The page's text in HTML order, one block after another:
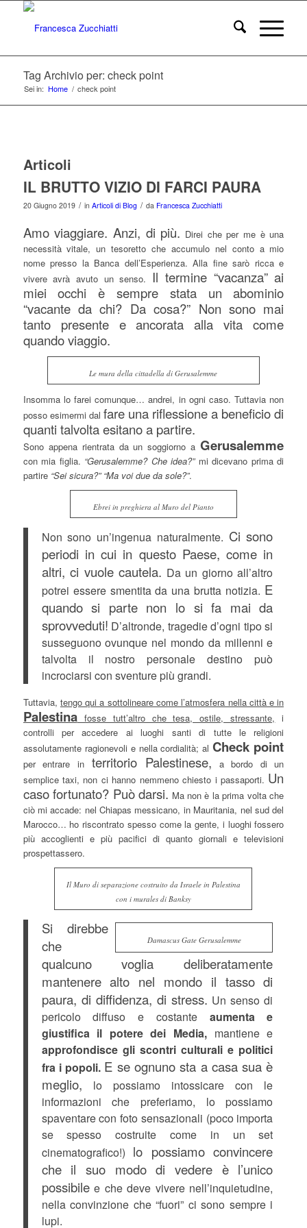
Tag Archivio per: check point
Sei in: Home / check point
Articoli
IL BRUTTO VIZIO DI FARCI PAURA
20 Giugno 2019 / in Articoli di Blog / da Francesca Zucchiatti
Amo viaggiare. Anzi, di più. Direi che per me è una
necessità vitale, un tesoretto che accumulo nel conto a mio
nome presso la Banca dell’Esperienza. Alla fine sarò ricca e
vivere avrà avuto un senso. Il termine “vacanza” ai
miei occhi è sempre stata un abominio
“vacante da chi? Da cosa?” Non sono mai
tanto presente e ancorata alla vita come
quando viaggio.
Le mura della cittadella di Gerusalemme
Insomma lo farei comunque… andrei, in ogni caso. Tuttavia non
posso esimermi dal fare una riflessione a beneficio di
quanti talvolta esitano a partire.
Sono appena rientrata da un soggiorno aGerusalemme
con mia figlia. “Gerusalemme? Che idea?”mi dicevano prima di
partire “Sei sicura?” “Ma voi due da sole?”.
Ebrei in preghiera al Muro del Pianto
Non sono un’ingenua naturalmente. Ci sono
periodi in cui in questo Paese, come in
altri, ci vuole cautela. Da un giorno all’altro
potrei essere smentita da una brutta notizia. E
quando si parte non lo si fa mai da
sprovveduti! D’altronde, tragedie d’ogni tipo si
susseguono ovunque nel mondo da millenni e
talvolta il nostro personale destino può
incrociarsi con sventure più grandi.
Tuttavia, tengo qui a sottolineare come l’atmosfera nella città e in
Palestinafosse tutt’altro che tesa, ostile, stressante, i
controlli per accedere ai luoghi santi di tutte le religioni
assolutamente ragionevoli e nella cordialità; al Check point
per entrare interritorio Palestinese, a bordo di un
semplice taxi, non ci hanno nemmeno chiesto i passaporti. Un
caso fortunato? Può darsi. Ma non è la prima volta che
ciò mi accade: nel Chiapas messicano, in Mauritania, nel sud del
Marocco… ho riscontrato spesso come la gente, i luoghi fossero
più accoglienti e più pacifici di quanto giornali e televisioni
prospettassero.
Il Muro di separazione costruito da Israele in Palestina
con i murales di Banksy
Damascus Gate Gerusalemme
Si direbbe
che
qualcuno voglia deliberatamente
mantenere alto nel mondo il tasso di
paura, di diffidenza, di stress. Un senso di
pericolo diffuso e costante aumenta e
giustifica il potere dei Media, mantiene e
approfondisce gli scontri culturali e politici
fra i popoli. E se ognuno sta a casa sua è
meglio, lo possiamo intossicare con le
informazioni che preferiamo, lo possiamo
spaventare con foto sensazionali (poco importa
se spesso costruite come in un set
cinematografico!) lo possiamo convincere
che il suo modo di vedere è l’unico
possibilee che deve vivere nell’inquietudine,
nella convinzione che “fuori” ci sono sempre i
lupi.